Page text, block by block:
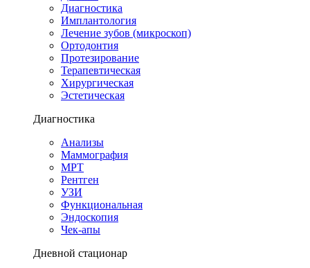
Диагностика
Имплантология
Лечение зубов (микроскоп)
Ортодонтия
Протезирование
Терапевтическая
Хирургическая
Эстетическая
Диагностика
Анализы
Маммография
МРТ
Рентген
УЗИ
Функциональная
Эндоскопия
Чек-апы
Дневной стационар